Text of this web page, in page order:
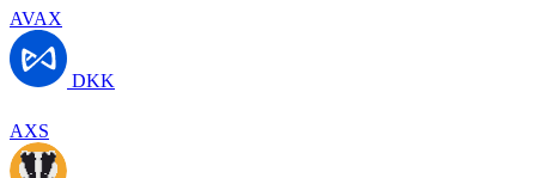
AVAX
DKK
AXS